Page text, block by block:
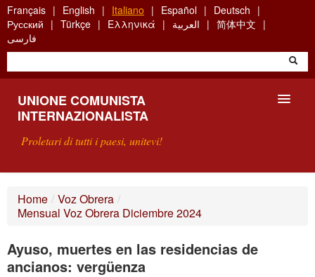
Skip
to
main
content
Français English Italiano Español
Deutsch
Русский
Türkçe Ελληνικά العربية
简体中文
فارسی
UNIONE COMUNISTA
INTERNAZIONALISTA
Proletari di tutti i paesi, unitevi!
COS'È L'UCI ?
RICERCA
Home / Voz Obrera /
Mensual Voz Obrera Diciembre 2024
Ayuso, muertes en las residencias de
ancianos: vergüenza